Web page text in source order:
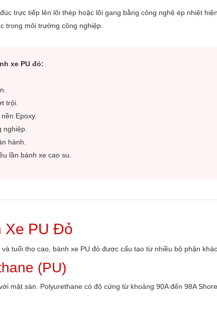
trực tiếp lên lõi thép hoặc lõi gang bằng công nghệ ép nhiệt
trong môi trường công nghiệp.
xe PU đỏ:
trội.
Epoxy.
nghiệp.
hành.
lần bánh xe cao su.
Xe PU Đỏ
tuổi thọ cao, bánh xe PU đỏ được cấu tạo từ nhiều bộ phận
(PU)
mặt sàn. Polyurethane có độ cứng từ khoảng 90A đến 98A